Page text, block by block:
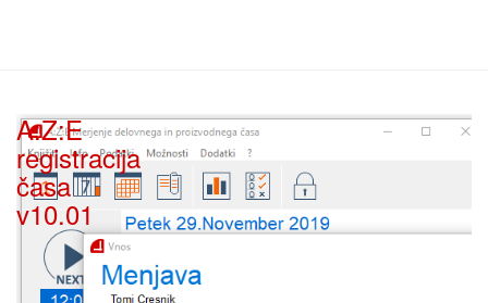
A:Z:E
registracija
časa
v10.01